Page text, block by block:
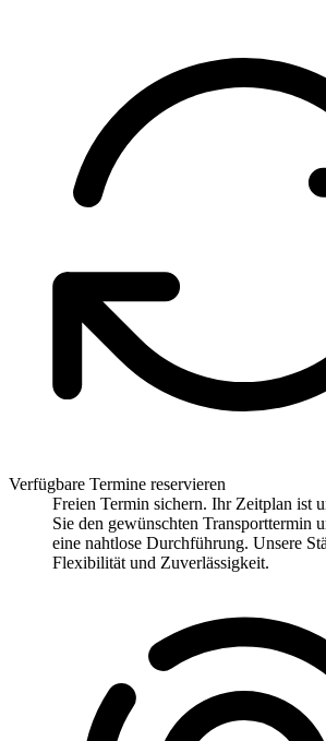
Verfügbare Termine reservieren
Freien Termin sichern. Ihr Zeitplan ist
Sie den gewünschten Transporttermin
eine nahtlose Durchführung. Unsere
Flexibilität und Zuverlässigkeit.